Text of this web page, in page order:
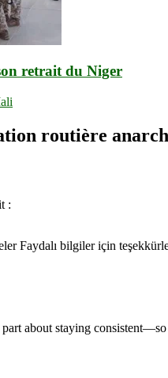
retrait du Niger
routière
:
Faydalı bilgiler için
about staying consistent—so